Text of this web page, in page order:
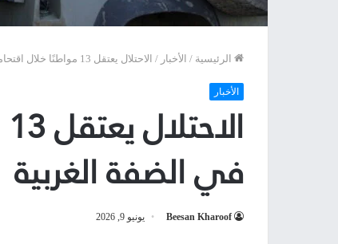
الرئيسية / الأخبار / الاحتلال يعتقل 13 مواطنًا خلال اقتحامات في الضفة الغربية
الأخبار
في الضفة الغربية
Beesan Kharoof يونيو 9, 2026